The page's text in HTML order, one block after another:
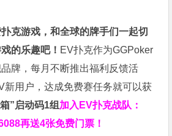
克游戏，和全球的牌手们一起切
的乐趣吧！ EV扑克作为GGPoker
牌，每月不断推出福利反馈活
新用户，达成免费赛任务就可以获
”启动码1组 加入EV扑克战队：
再送4张免费门票！